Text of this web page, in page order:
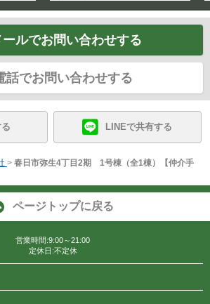
ールでお問い合わせする
話でお問い合わせする
LINEで共有する
> 春日市弥生4丁目2期 1号棟（全1棟）【仲介手
ページトップに戻る
営業時間:9:00～21:00
定休日:不定休